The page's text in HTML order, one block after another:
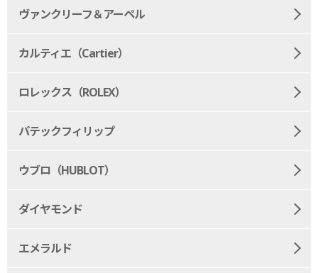
ヴァンクリーフ＆アーペル
カルティエ（Cartier）
ロレックス（ROLEX）
パテックフィリップ
ウブロ（HUBLOT）
ダイヤモンド
エメラルド